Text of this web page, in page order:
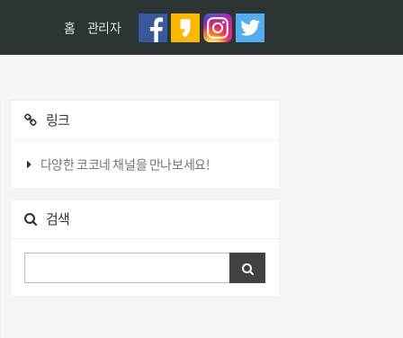
홈 관리자
링크
다양한 코코네 채널을 만나보세요!
검색